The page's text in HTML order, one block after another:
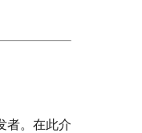
者。在此介